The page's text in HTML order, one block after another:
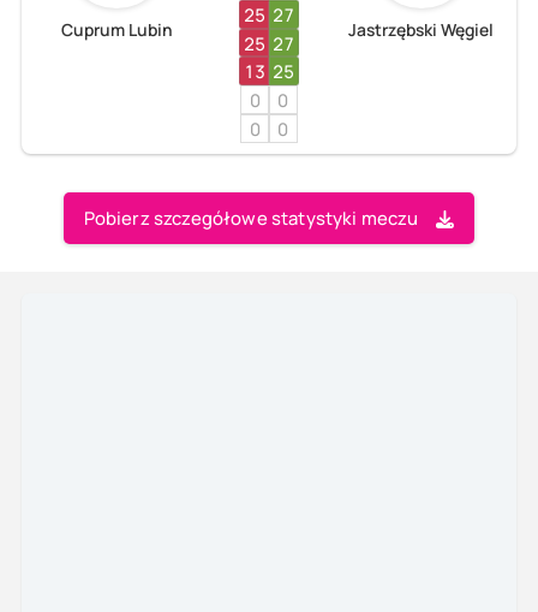
Cuprum Lubin
25 27
25 27
13 25
0
0
0
0
Jastrzębski Węgiel
Pobierz szczegółowe statystyki meczu